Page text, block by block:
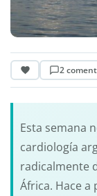
2
Esta semana
cardiología
radicalmente
África. Hace a